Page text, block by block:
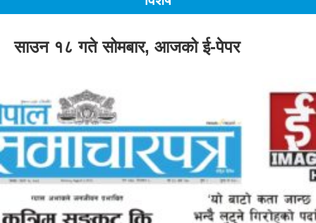
साउन १८ गते सोमबार, आजको ई-पेपर